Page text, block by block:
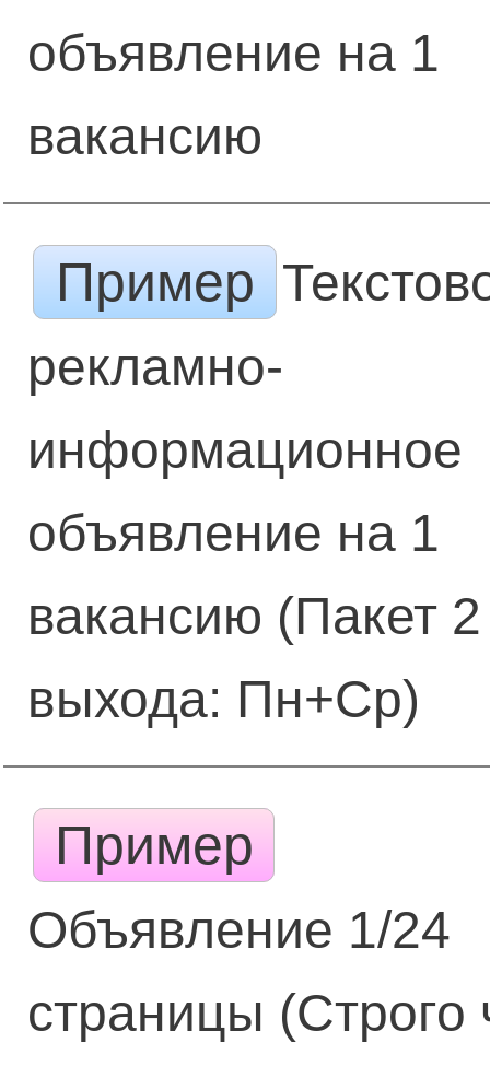
объявление на 1
вакансию
Пример
рекламно-
информационное
объявление на 1
вакансию (Пакет 2
выхода: Пн+Ср)
Пример
Объявление 1/24
страницы (Строго